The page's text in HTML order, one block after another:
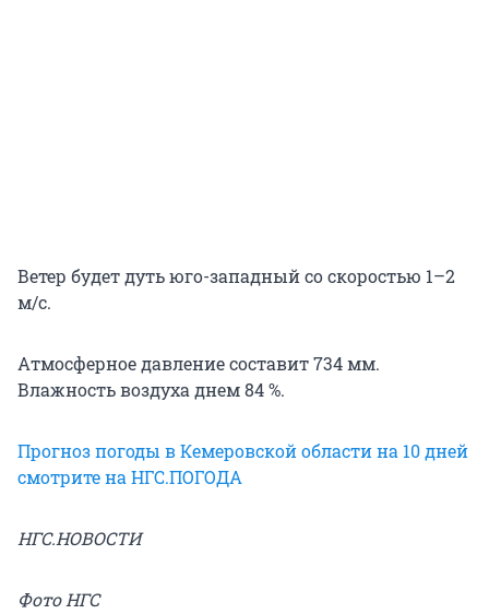
Ветер будет дуть юго-западный со скоростью 1–2
м/с.
Атмосферное давление составит 734 мм.
Влажность воздуха днем 84 %.
Прогноз погоды в Кемеровской области на 10 дней
смотрите на НГС.ПОГОДА
НГС.НОВОСТИ
Фото НГС